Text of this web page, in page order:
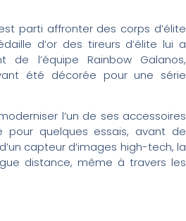
parti affronter des corps d’élite
d’or des tireurs d’élite lui a
l’équipe Rainbow Galanos,
été décorée pour une série
l’un de ses accessoires
pour quelques essais, avant de
capteur d’images high-tech, la
distance, même à travers les